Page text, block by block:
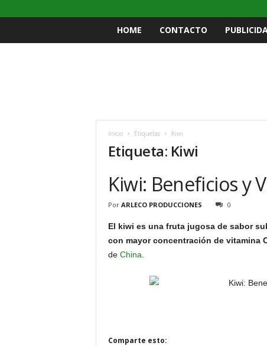
HOME CONTACTO
Inicio Etiquetas Kiwi
Etiqueta: Kiwi
Kiwi: Beneficios y
Por ARLECO PRODUCCIONES 0
El kiwi es una fruta jugosa de sabor
con mayor concentración de vitamina
de China
Comparte esto: